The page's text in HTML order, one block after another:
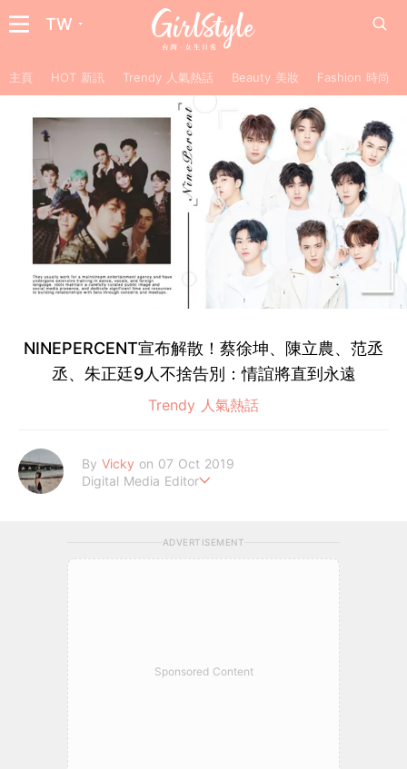
TW
主頁 HOT 新訊 Trendy 人氣熱話 Beauty 美妝 Fashion 時尚
NINEPERCENT宣布解散！蔡徐坤、陳立農、范丞
丞、朱正廷9人不捨告別：情誼將直到永遠
Trendy 人氣熱話
By Vicky on 07 Oct 2019
Digital Media Editor
ADVERTISEMENT
Sponsored Content